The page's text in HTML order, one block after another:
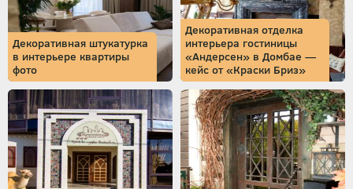
Декоративная штукатурка
в интерьере квартиры
фото
Декоративная отделка
интерьера гостиницы
«Андерсен» в Домбае —
кейс от «Краски Бриз»